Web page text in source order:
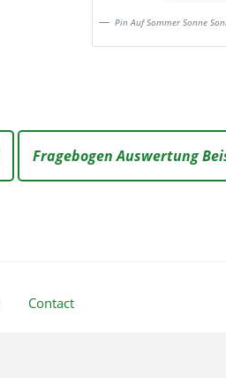
Pin Auf Sommer Sonne
Fragebogen Auswertung
Contact